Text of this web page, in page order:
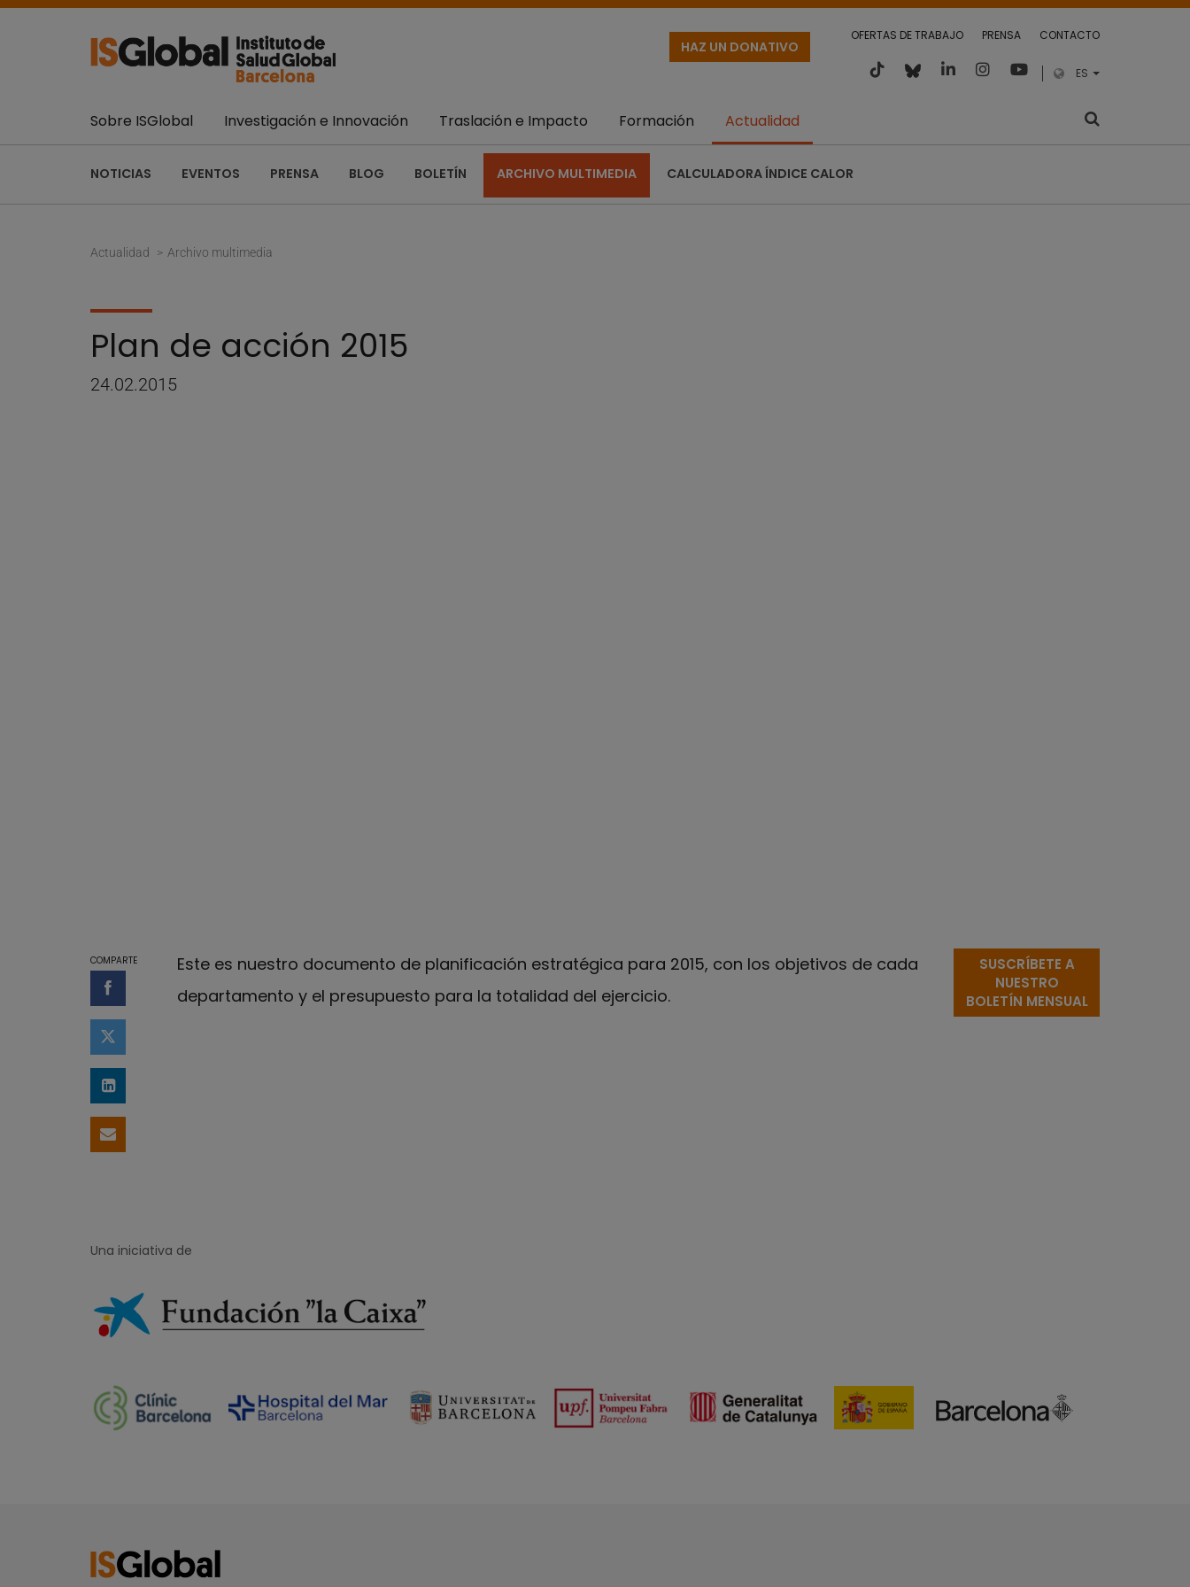
OFERTAS DE TRABAJO PRENSA CONTACTO
ES
HAZ UN DONATIVO
Sobre ISGlobal Investigación e Innovación Traslación e Impacto Formación Actualidad
NOTICIAS EVENTOS PRENSA BLOG BOLETÍN ARCHIVO MULTIMEDIA CALCULADORA ÍNDICE CALOR
Actualidad Archivo multimedia
Plan de acción 2015
24.02.2015
COMPARTE
Compartir en Facebook
Compartir en Twitter
Compartir en LinkedIn
Compartir por email
Este es nuestro documento de planificación estratégica para 2015, con los objetivos de cada
departamento y el presupuesto para la totalidad del ejercicio.
SUSCRÍBETE A
NUESTRO
BOLETÍN MENSUAL
Una iniciativa de